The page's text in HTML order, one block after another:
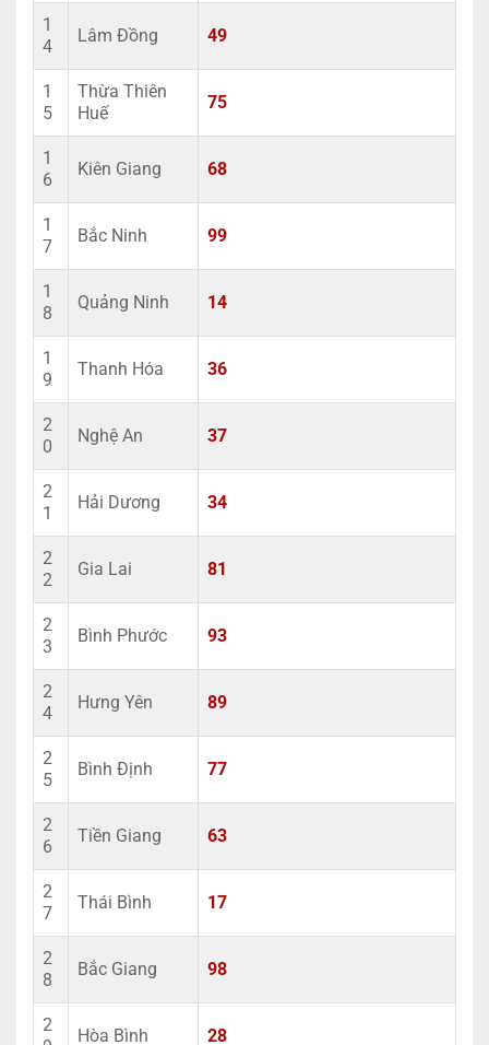
1
4
Lâm Đồng 49
1
5
Thừa Thiên
Huế
75
1
6
Kiên Giang 68
1
7
Bắc Ninh 99
1
8
Quảng Ninh 14
1
9
Thanh Hóa 36
2
0
Nghệ An 37
2
1
Hải Dương 34
2
2
Gia Lai 81
2
3
Bình Phước 93
2
4
Hưng Yên 89
2
5
Bình Định 77
2
6
Tiền Giang 63
2
7
Thái Bình 17
2
8
Bắc Giang 98
2
Hòa Bình 28